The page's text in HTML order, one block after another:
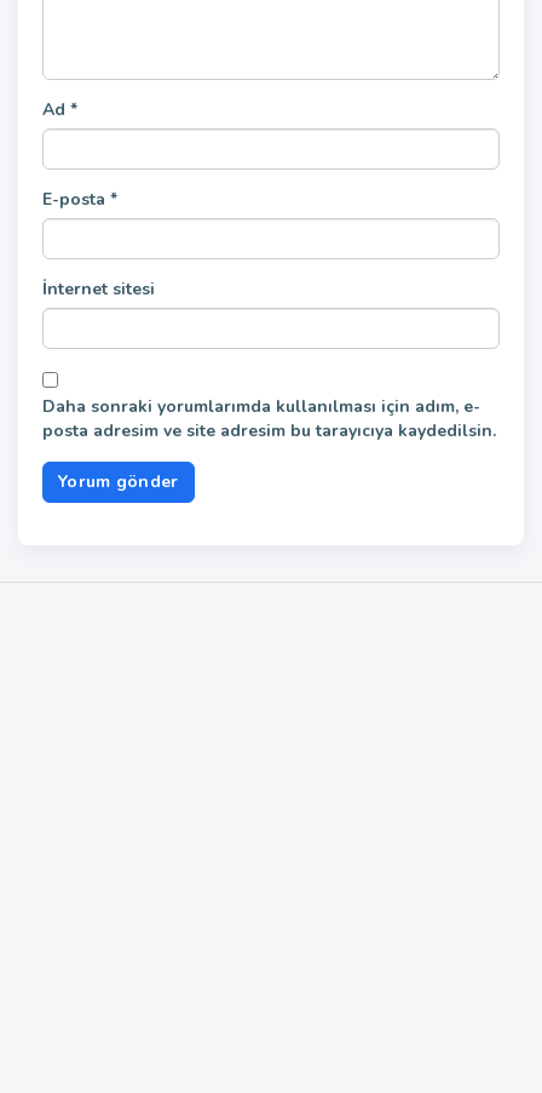
Ad *
E-posta *
İnternet sitesi
Daha sonraki yorumlarımda kullanılması için adım, e-
posta adresim ve site adresim bu tarayıcıya kaydedilsin.